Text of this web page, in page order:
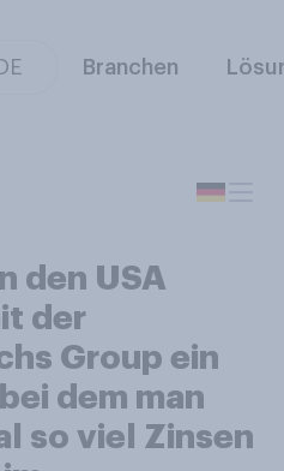
DE Branchen
den USA
der
Group ein
dem man
so viel Zinsen